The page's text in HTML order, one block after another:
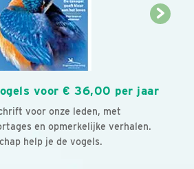
voor € 36,00 per jaar
voor onze leden, met
en opmerkelijke verhalen.
help je de vogels.